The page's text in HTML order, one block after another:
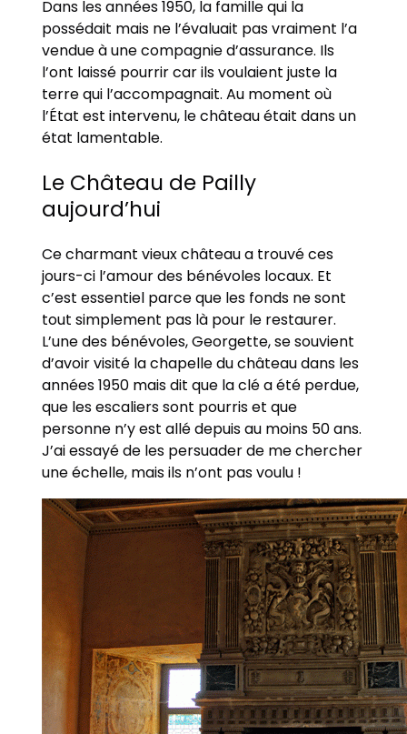
Dans les années 1950, la famille qui la
possédait mais ne l’évaluait pas vraiment l’a
vendue à une compagnie d’assurance. Ils
l’ont laissé pourrir car ils voulaient juste la
terre qui l’accompagnait. Au moment où
l’État est intervenu, le château était dans un
état lamentable.
Le Château de Pailly
aujourd’hui
Ce charmant vieux château a trouvé ces
jours-ci l’amour des bénévoles locaux. Et
c’est essentiel parce que les fonds ne sont
tout simplement pas là pour le restaurer.
L’une des bénévoles, Georgette, se souvient
d’avoir visité la chapelle du château dans les
années 1950 mais dit que la clé a été perdue,
que les escaliers sont pourris et que
personne n’y est allé depuis au moins 50 ans.
J’ai essayé de les persuader de me chercher
une échelle, mais ils n’ont pas voulu !